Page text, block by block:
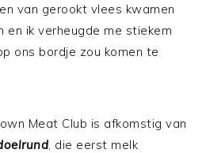
van gerookt vlees kwamen
en ik verheugde me stiekem
ons bordje zou komen te
Meat Club is afkomstig van
, die eerst melk